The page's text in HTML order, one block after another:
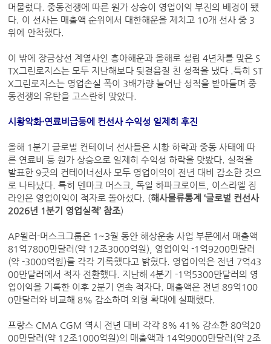
머물렀다. 중동전쟁에 따른 원가 상승이 영업이익 부진의 배경이 됐
다. 이 선사는 매출액 순위에서 대한해운을 제치고 10개 선사 중 3
위에 안착했다.
이 밖에 장금상선 계열사인 흥아해운과 올해로 설립 4년차를 맞은 S
TX그린로지스는 모두 지난해보다 뒷걸음질 친 성적을 냈다 .특히 ST
X그린로지스는 영업손실 폭이 3배가량 늘어난 성적을 받아들며 중
동전쟁의 유탄을 고스란히 맞았다.
시황악화·연료비급등에 컨선사 수익성 일제히 후진
올해 1분기 글로벌 컨테이너 선사들은 시황 하락과 중동 사태에 따
른 연료비 등 원가 상승으로 일제히 수익성 하락을 맛봤다. 실적을
발표한 9곳의 컨테이너선사 모두 영업이익이 전년 대비 감소한 것으
로 나타났다. 특히 덴마크 머스크, 독일 하파크로이트, 이스라엘 짐
라인은 영업이익이 적자로 돌아섰다. (해사물류통계 ‘글로벌 컨선사
2026년 1분기 영업실적’ 참조)
AP묄러-머스크그룹은 1~3월 동안 해상운송 사업 부문에서 매출액
81억7800만달러(약 12조3000억원), 영업이익 -1억9200만달러
(약 -3000억원)를 각각 기록했다고 밝혔다. 영업이익은 전년 7억43
00만달러에서 적자 전환했다. 지난해 4분기 -1억5300만달러의 영
업이익을 기록한 이후 2분기 연속 적자다. 매출액은 전년 89억100
0만달러와 비교해 8% 감소하며 외형 확대에 실패했다.
프랑스 CMA CGM 역시 전년 대비 각각 8% 41% 감소한 80억20
00만달러(약 12조1000억원)의 매출액과 14억9000만달러(약 2조